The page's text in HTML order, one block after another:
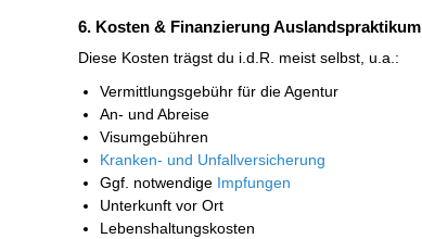
6. Kosten & Finanzierung Auslandspraktikum
Diese Kosten trägst du i.d.R. meist selbst, u.a.:
Vermittlungsgebühr für die Agentur
An- und Abreise
Visumgebühren
Kranken- und Unfallversicherung
Ggf. notwendige Impfungen
Unterkunft vor Ort
Lebenshaltungskosten